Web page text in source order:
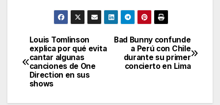
Navegación
de
entradas
Bad Bunny confunde
a Perú con Chile
durante su primer
concierto en Lima
Louis Tomlinson
explica por qué evita
cantar algunas
canciones de One
Direction en sus
shows